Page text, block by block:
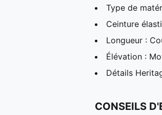
Type de
Ceinture
Longueur :
Élévation :
Détails
CONSEILS